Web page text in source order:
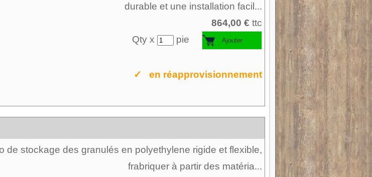
durable et une installation facil...
864,00 € ttc
Qty x
pie
✓ en réapprovisionnement
de stockage des granulés en polyethylene rigide et flexible,
frabriquer à partir des matéria...